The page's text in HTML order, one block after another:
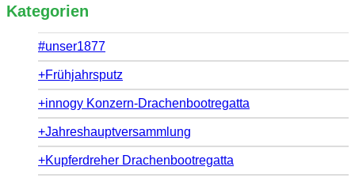
Kategorien
#unser1877
+Frühjahrsputz
+innogy Konzern-Drachenbootregatta
+Jahreshauptversammlung
+Kupferdreher Drachenbootregatta